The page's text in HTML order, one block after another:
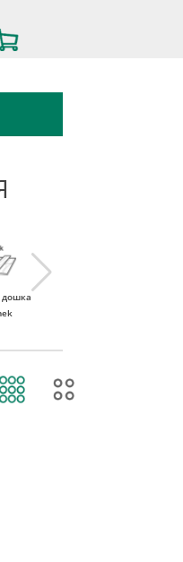
дошка